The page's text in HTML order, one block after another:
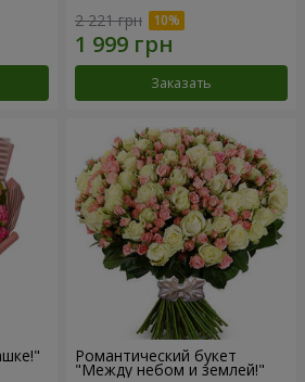
2 221 грн
Заказать
Романтический букет
"Между небом и землей!"